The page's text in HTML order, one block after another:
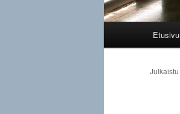
Etusivu
Julkaistu